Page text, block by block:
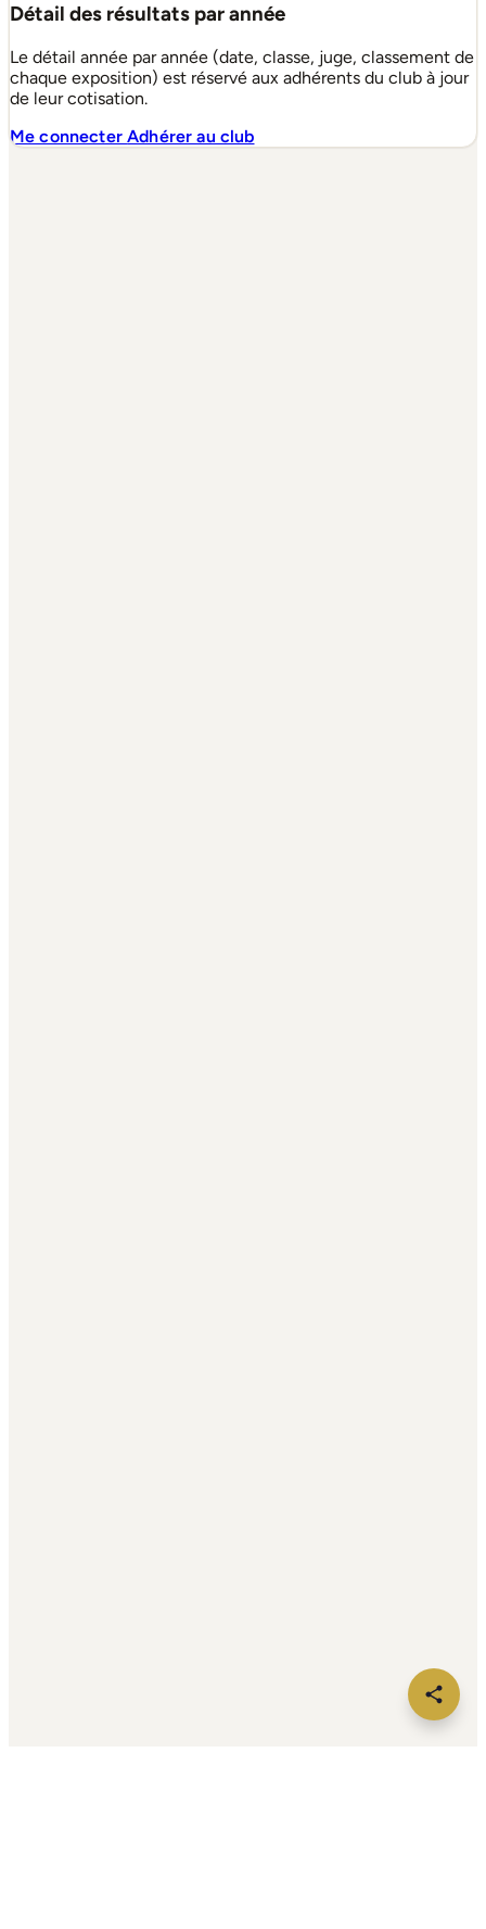
Détail des résultats par année
Le détail année par année (date, classe, juge, classement de
chaque exposition) est réservé aux adhérents du club à jour
de leur cotisation.
Me connecterAdhérer au club